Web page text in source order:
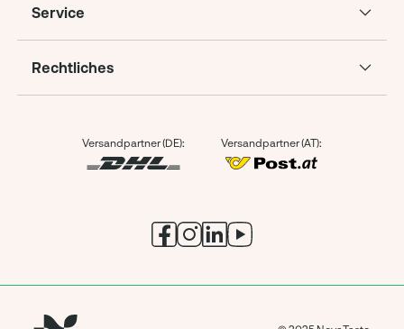
Service
Rechtliches
Versandpartner (DE): Versandpartner (AT):